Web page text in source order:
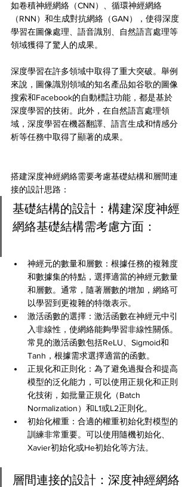
如卷積神經網絡（CNN）、循環神經網絡
（RNN）和生成對抗網絡（GAN），使得深度
學習在圖像處理、語音識別、自然語言處理等
領域獲得了驚人的成果。
深度學習在許多領域中取得了重大突破。舉例
來說，圖像識別領域的知名產品如谷歌的圖像
搜索和Facebook的自動標註功能，都是基於
深度學習的技術。此外，在自然語言處理領
域，深度學習在機器翻譯、語言生成和情感分
析等任務中取得了顯著的成果。
搭建深度神經網絡需要考慮基礎結構和層間連
接的設計思路：
基礎結構的設計：構建深度神經
網絡基礎結構需考慮方面：
神經元的數量和層數：根據任務的複雜度
和數據集的特點，選擇適當的神經元數量
和層數。通常，隨著層數的增加，網絡可
以學習到更複雜的特徵表示。
激活函數的選擇：激活函數在神經元中引
入非線性，使網絡能夠學習非線性關係。
常見的激活函數包括ReLU、Sigmoid和
Tanh，根據需求選擇適當的函數。
正規化和正則化：為了避免過擬合和提高
模型的泛化能力，可以使用正規化和正則
化技術，如批量正規化（Batch
Normalization）和L1或L2正則化。
初始化權重：合適的權重初始化對模型的
訓練非常重要。可以使用隨機初始化、
Xavier初始化或He初始化等方法。
層間連接的設計：深度神經網絡